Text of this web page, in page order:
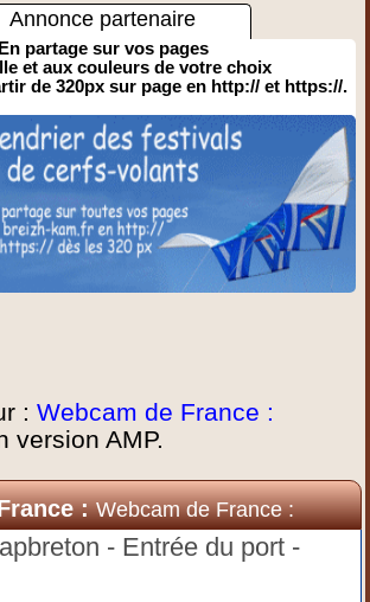
Annonce partenaire
En partage sur vos pages
et aux couleurs de votre choix
de 320px sur page en http:// et https://.
:Webcam de France :
version AMP.
:Webcam de France :
- Entrée du port -